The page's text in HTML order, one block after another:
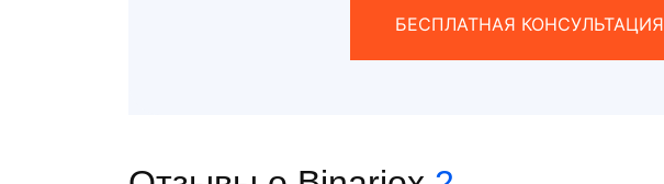
БЕСПЛАТНАЯ КОНСУЛЬТАЦИЯ